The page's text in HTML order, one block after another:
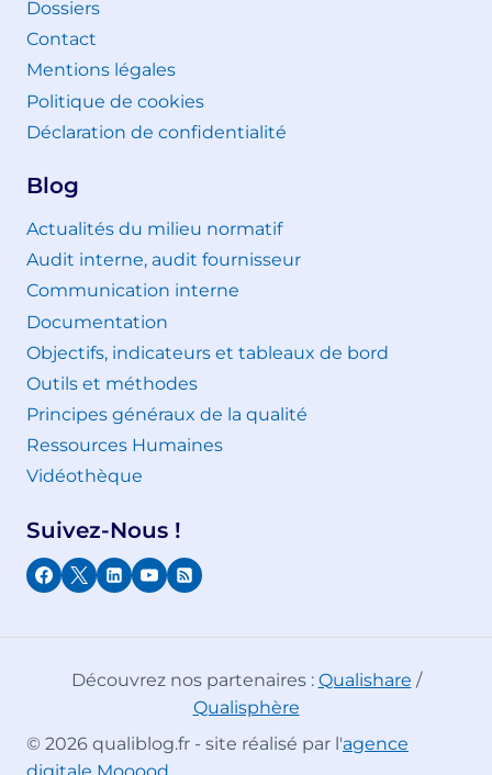
Dossiers
Contact
Mentions légales
Politique de cookies
Déclaration de confidentialité
Blog
Actualités du milieu normatif
Audit interne, audit fournisseur
Communication interne
Documentation
Objectifs, indicateurs et tableaux de bord
Outils et méthodes
Principes généraux de la qualité
Ressources Humaines
Vidéothèque
Suivez-Nous !
Découvrez nos partenaires : Qualishare /
Qualisphère
© 2026 qualiblog.fr - site réalisé par l'agence